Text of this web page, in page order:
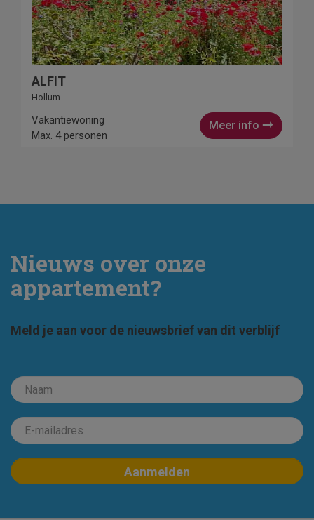
ALFIT
Hollum
Meer info
Vakantiewoning
Max. 4 personen
Nieuws over onze
appartement?
Meld je aan voor de nieuwsbrief van dit verblijf